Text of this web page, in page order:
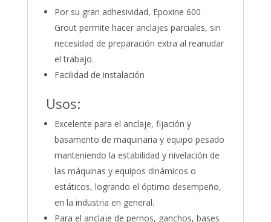
Por su gran adhesividad, Epoxine 600
Grout permite hacer anclajes parciales, sin
necesidad de preparación extra al reanudar
el trabajo.
Facilidad de instalación
Usos:
Excelente para el anclaje, fijación y
basamento de maquinaria y equipo pesado
manteniendo la estabilidad y nivelación de
las máquinas y equipos dinámicos o
estáticos, logrando el óptimo desempeño,
en la industria en general.
Para el anclaje de pernos, ganchos, bases